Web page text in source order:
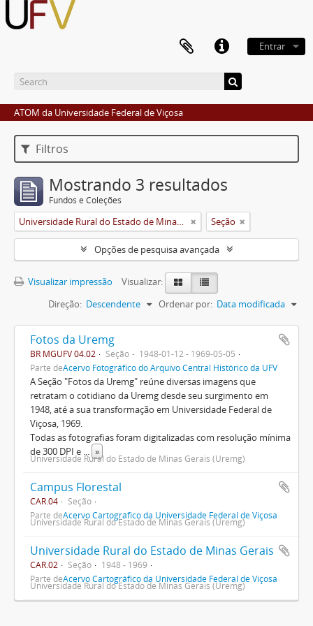
Entrar
ATOM da Universidade Federal de Viçosa
Filtros
Mostrando 3 resultados
Fundos e Coleções
Universidade Rural do Estado de Minas Gerais (Uremg) Seção
Opções de pesquisa avançada
Visualizar impressão
Visualizar:
Ordenar por: Data modificada
Direção: Descendente
Fotos da Uremg
BR MGUFV 04.02 Seção
1948-01-12 - 1969-05-05
Parte deAcervo Fotográfico do Arquivo Central Histórico da UFV
A Seção "Fotos da Uremg" reúne diversas imagens que
retratam o cotidiano da Uremg desde seu surgimento em
1948, até a sua transformação em Universidade Federal de
Viçosa, 1969.
Todas as fotografias foram digitalizadas com resolução mínima
de 300 DPI e
»
Universidade Rural do Estado de Minas Gerais (Uremg)
Campus Florestal
CAR.04
Seção
Parte deAcervo Cartográfico da Universidade Federal de Viçosa
Universidade Rural do Estado de Minas Gerais (Uremg)
Universidade Rural do Estado de Minas Gerais
CAR.02 Seção
1948 - 1969
Parte deAcervo Cartográfico da Universidade Federal de Viçosa
Universidade Rural do Estado de Minas Gerais (Uremg)